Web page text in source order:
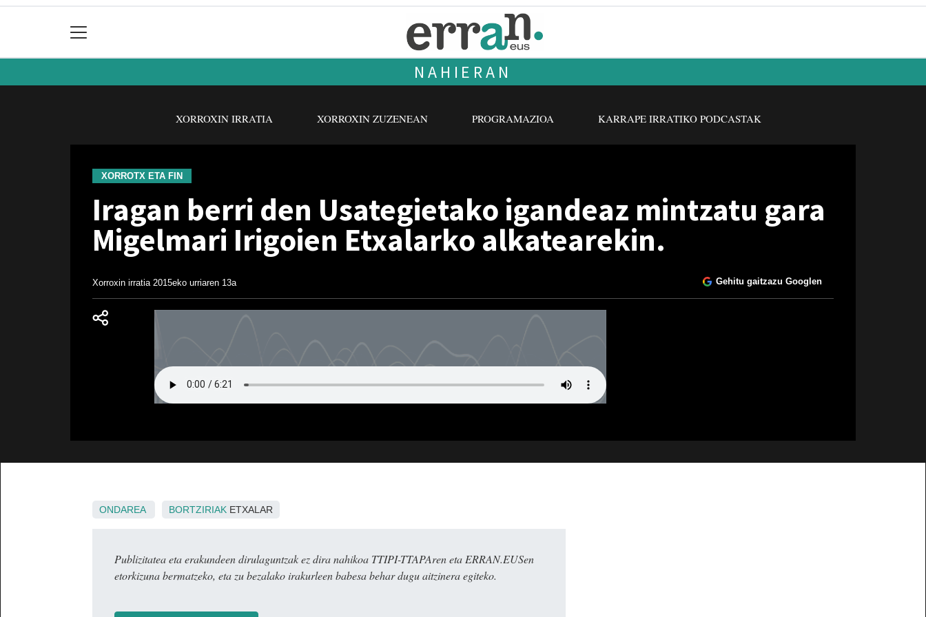
NAHIERAN
XORROXIN IRRATIA XORROXIN ZUZENEAN PROGRAMAZIOA KARRAPE IRRATIKO PODCASTAK
XORROTX ETA FIN
Iragan berri den Usategietako igandeaz mintzatu gara
Migelmari Irigoien Etxalarko alkatearekin.
Xorroxin irratia 2015eko urriaren 13a Gehitu gaitzazu Googlen
ONDAREA BORTZIRIAK ETXALAR
Publizitatea eta erakundeen dirulaguntzak ez dira nahikoa TTIPI-TTAPAren eta ERRAN.EUSen
etorkizuna bermatzeko, eta zu bezalako irakurleen babesa behar dugu aitzinera egiteko.